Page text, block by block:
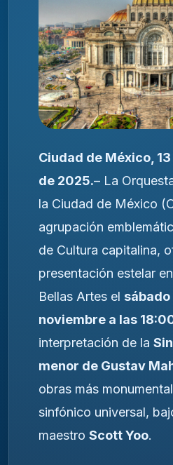
Ciudad de México,
de 2025.– La
la Ciudad de México
agrupación
de Cultura capitalina,
presentación estelar
Bellas Artes el sábado
noviembre a las
interpretación de la
menor de Gustav
obras más
sinfónico universal,
maestro Scott Yoo.